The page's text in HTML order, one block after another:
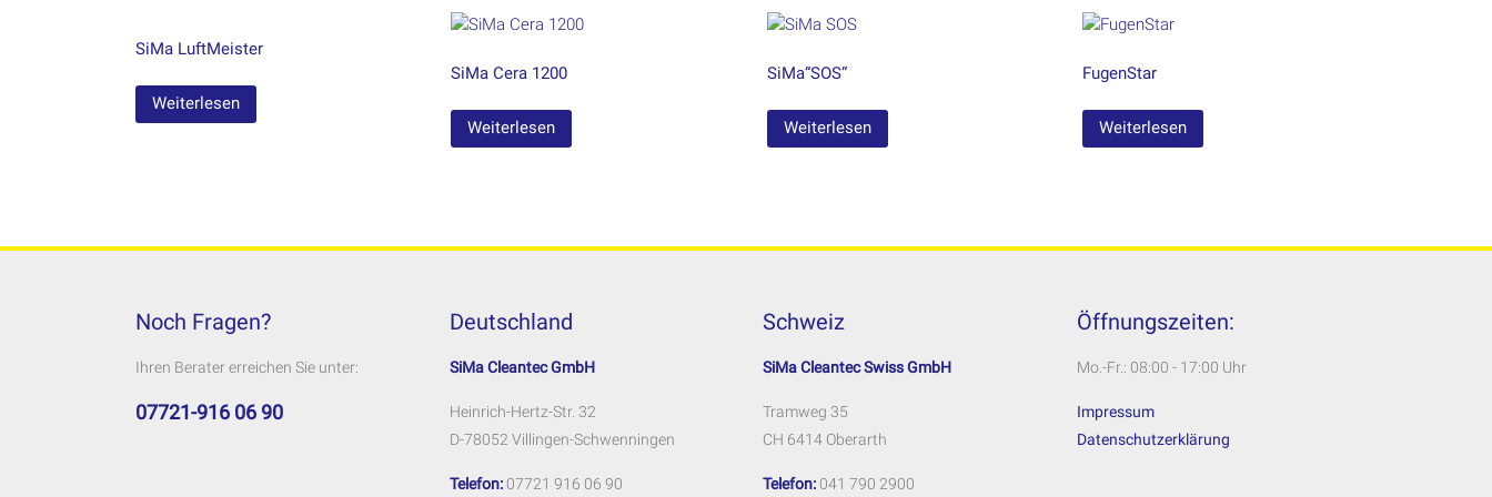
SiMa LuftMeister
Weiterlesen
SiMa Cera 1200
Weiterlesen
SiMa“SOS“
Weiterlesen
FugenStar
Weiterlesen
Noch Fragen?
Ihren Berater erreichen Sie unter:
07721-916 06 90
Deutschland
SiMa Cleantec GmbH
Heinrich-Hertz-Str. 32
D-78052 Villingen-Schwenningen
Telefon:07721 916 06 90
Schweiz
SiMa Cleantec Swiss GmbH
Tramweg 35
CH 6414 Oberarth
Telefon: 041 790 2900
Öffnungszeiten:
Mo.-Fr.: 08:00 - 17:00 Uhr
Impressum
Datenschutzerklärung